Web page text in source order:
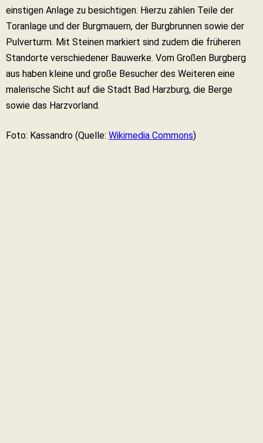
einstigen Anlage zu besichtigen. Hierzu zählen Teile der
Toranlage und der Burgmauern, der Burgbrunnen sowie der
Pulverturm. Mit Steinen markiert sind zudem die früheren
Standorte verschiedener Bauwerke. Vom Großen Burgberg
aus haben kleine und große Besucher des Weiteren eine
malerische Sicht auf die Stadt Bad Harzburg, die Berge
sowie das Harzvorland.
Foto: Kassandro (Quelle: Wikimedia Commons)